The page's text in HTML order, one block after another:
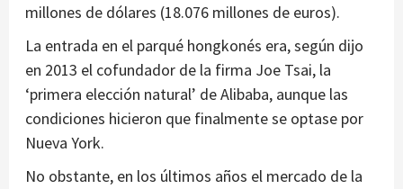
millones de dólares (18.076 millones de euros).
La entrada en el parqué hongkonés era, según dijo
en 2013 el cofundador de la firma Joe Tsai, la
‘primera elección natural’ de Alibaba, aunque las
condiciones hicieron que finalmente se optase por
Nueva York.
No obstante, en los últimos años el mercado de la